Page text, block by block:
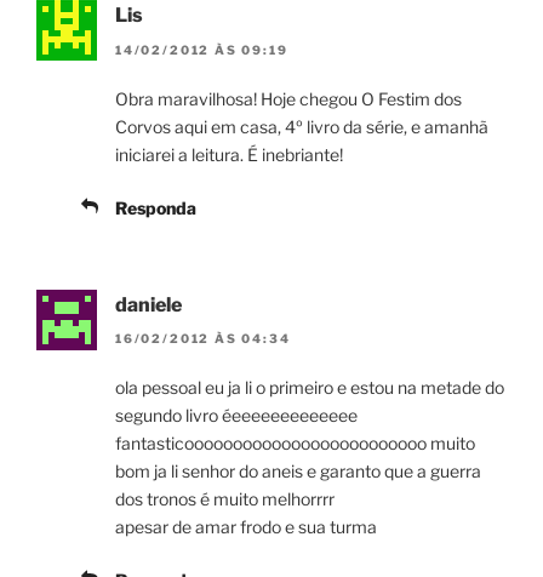
Lis
14/02/2012 ÀS 09:19
Obra maravilhosa! Hoje chegou O Festim dos
Corvos aqui em casa, 4º livro da série, e amanhã
iniciarei a leitura. É inebriante!
Responda
daniele
16/02/2012 ÀS 04:34
ola pessoal eu ja li o primeiro e estou na metade do
segundo livro éeeeeeeeeeeeee
fantasticooooooooooooooooooooooooo muito
bom ja li senhor do aneis e garanto que a guerra
dos tronos é muito melhorrrr
apesar de amar frodo e sua turma